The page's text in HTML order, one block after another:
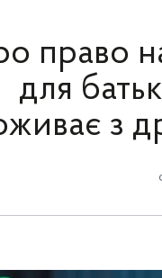
право
для
з